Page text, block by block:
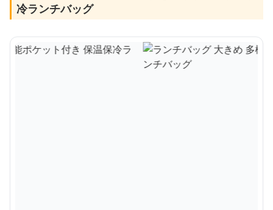
冷ランチバッグ